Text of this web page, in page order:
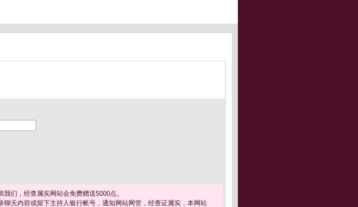
们，经查属实网站会免费赠送5000点。
天内容或留下主持人银行帐号，通知网站网管，经查证属实，本网站